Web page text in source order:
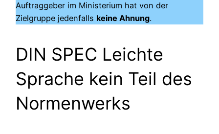
Auftraggeber im Ministerium hat von der
Zielgruppe jedenfalls keine Ahnung.
DIN SPEC Leichte
Sprache kein Teil des
Normenwerks